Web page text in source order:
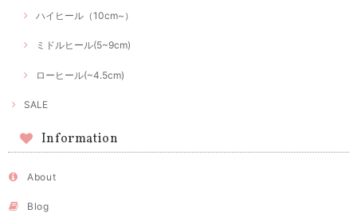
ハイヒール（10cm~）
ミドルヒール(5~9cm)
ローヒール(~4.5cm)
SALE
Information
About
Blog